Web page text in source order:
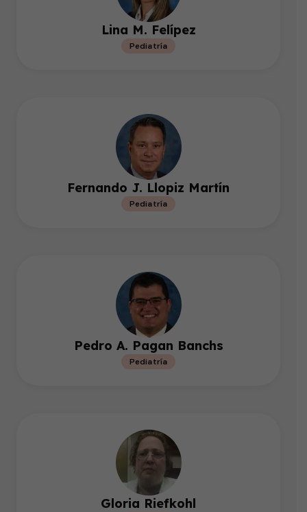
Lina M. Felípez
Pediatría
Fernando J. Llopiz Martín
Pediatría
Pedro A. Pagan Banchs
Pediatría
Gloria Riefkohl